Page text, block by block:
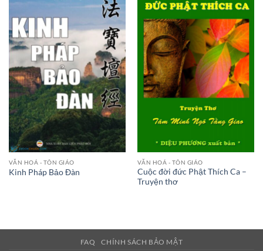
VĂN HOÁ - TÔN GIÁO
Kinh Pháp Bảo Đàn
VĂN HOÁ - TÔN GIÁO
Cuộc đời đức Phật Thích Ca –
Truyện thơ
FAQ CHÍNH SÁCH BẢO MẬT